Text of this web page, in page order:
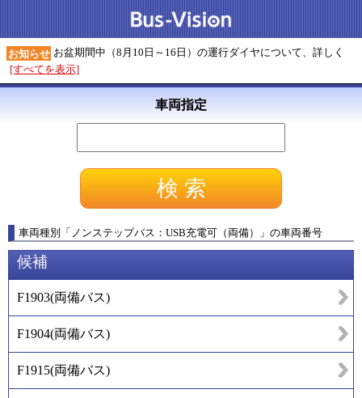
お知らせ お盆期間中（8月10日～16日）の運行ダイヤについて、詳しく
[すべてを表示]
車両指定
車両種別 「 ノンステップバス：USB充電可（両備） 」 の車両番号
候補
F1903(両備バス)
F1904(両備バス)
F1915(両備バス)